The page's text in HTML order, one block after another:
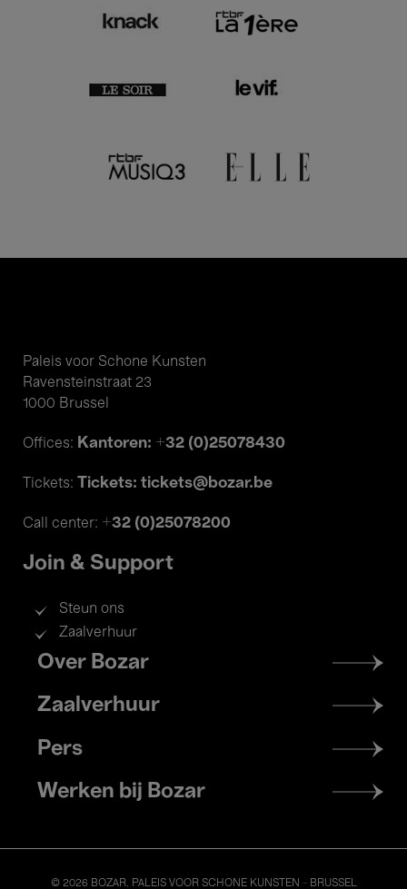
Paleis voor Schone Kunsten
Ravensteinstraat 23
1000 Brussel
Offices: Kantoren: +32 (0)25078430
Tickets: Tickets: tickets@bozar.be
Call center: +32 (0)25078200
Join & Support
Steun ons
Zaalverhuur
Footer
menu
Over Bozar
Zaalverhuur
Pers
Werken bij Bozar
© 2026 BOZAR. PALEIS VOOR SCHONE KUNSTEN - BRUSSEL